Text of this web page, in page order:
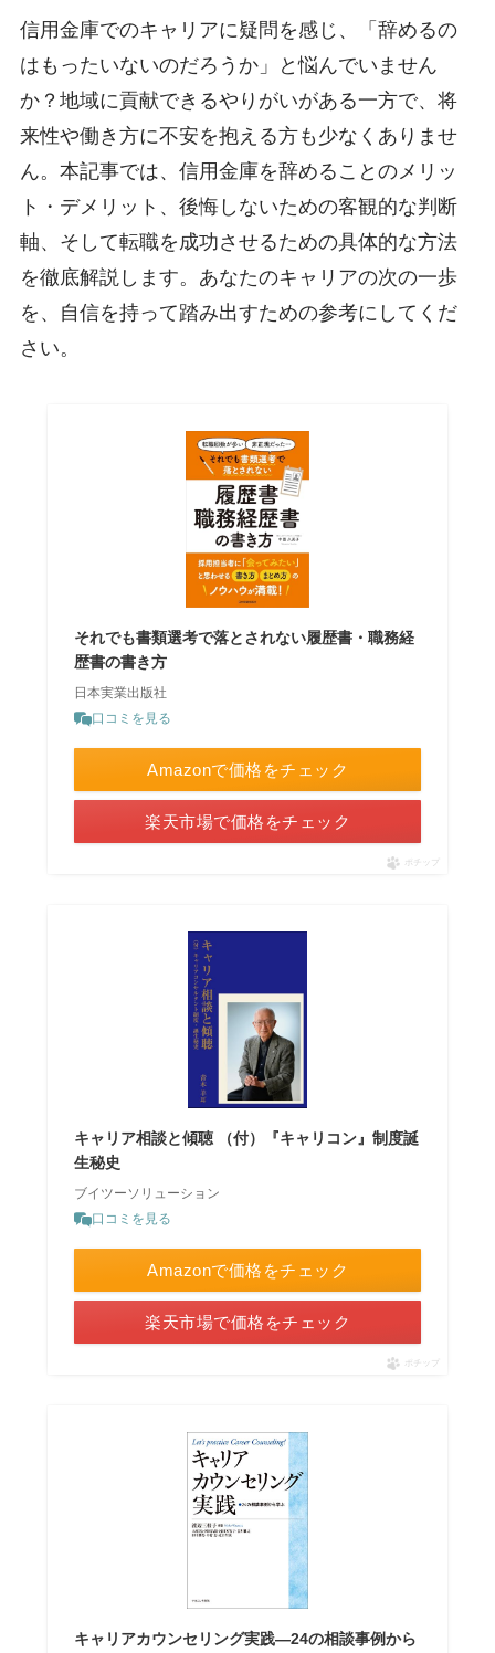
信用金庫でのキャリアに疑問を感じ、「辞めるの
はもったいないのだろうか」と悩んでいません
か？地域に貢献できるやりがいがある一方で、将
来性や働き方に不安を抱える方も少なくありませ
ん。本記事では、信用金庫を辞めることのメリッ
ト・デメリット、後悔しないための客観的な判断
軸、そして転職を成功させるための具体的な方法
を徹底解説します。あなたのキャリアの次の一歩
を、自信を持って踏み出すための参考にしてくだ
さい。
それでも書類選考で落とされない履歴書・職務経
歴書の書き方
日本実業出版社
口コミを見る
Amazonで価格をチェック
楽天市場で価格をチェック
ポチップ
キャリア相談と傾聴 （付）『キャリコン』制度誕
生秘史
ブイツーソリューション
口コミを見る
Amazonで価格をチェック
楽天市場で価格をチェック
ポチップ
キャリアカウンセリング実践―24の相談事例から